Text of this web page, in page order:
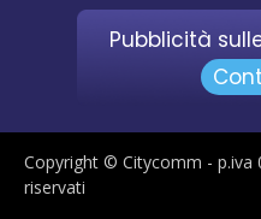
Pubblicità
Copyright © Citycomm -
riservati